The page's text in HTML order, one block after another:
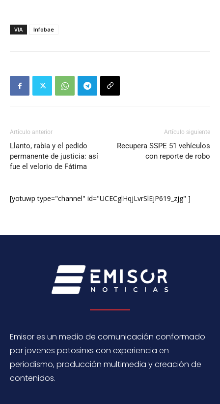
VIA Infobae
Artículo anterior
Llanto, rabia y el pedido
permanente de justicia: así
fue el velorio de Fátima
Artículo siguiente
Recupera SSPE 51 vehículos
con reporte de robo
[yotuwp type="channel" id="UCECglHqjLvrSlEjP619_zjg" ]
Emisor es un medio de comunicación conformado
por jovenes potosinxs con experiencia en
periodismo, producción multimedia y creación de
contenidos.